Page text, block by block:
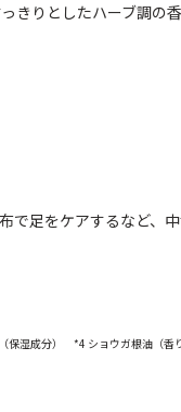
きりとしたハーブ調の香
で足をケアするなど、
湿成分） *4 ショウガ根油（香り